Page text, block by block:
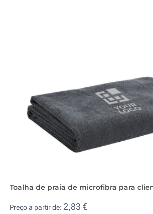
Toalha de praia de microfibra para
Preço a partir de: 2,83 €